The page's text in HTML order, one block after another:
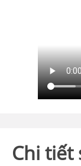
Chi tiết